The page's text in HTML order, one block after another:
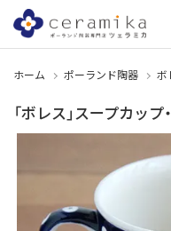
ホーム ポーランド陶器 ボ
「ボレス」スープカッ